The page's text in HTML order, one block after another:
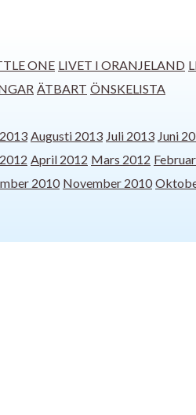
ONE LIVET I ORANJELAND
ÄTBART ÖNSKELISTA
Augusti 2013 Juli 2013 Juni
April 2012 Mars 2012
2010 November 2010